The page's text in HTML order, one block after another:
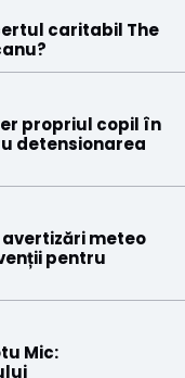
caritabil The
propriul copil în
detensionarea
meteo
pentru
Mic: